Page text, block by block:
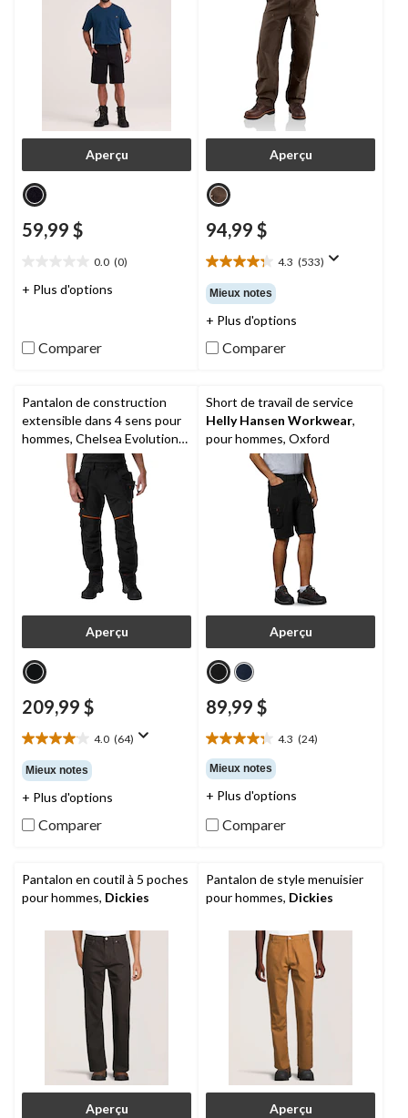
Aperçu
59,99 $
0.0 (0)
étoile(s)
+ Plus d'options
Comparer
Aperçu
94,99 $
4.3 (533)
4.3
étoile(s)
sur
5.
533
évaluations
Mieux notes
+ Plus d'options
Comparer
Pantalon de construction
extensible dans 4 sens pour
hommes, Chelsea Evolution
Helly Hansen
Workwear
Aperçu
209,99 $
4.0 (64)
4.0
étoile(s)
sur
5.
64
évaluations
Mieux notes
+ Plus d'options
Comparer
Short de travail de service
Helly Hansen Workwear,
pour hommes, Oxford
Aperçu
89,99 $
4.3 (24)
4.3
étoile(s)
sur
5.
24
évaluations
Mieux notes
+ Plus d'options
Comparer
Pantalon en coutil à 5 poches
pour hommes, Dickies
Aperçu
Pantalon de style menuisier
pour hommes, Dickies
Aperçu